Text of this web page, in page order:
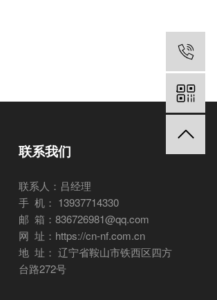
联系我们
联系人：吕经理
手 机： 13937714330
邮 箱：836726981@qq.com
网 址：https://cn-nf.com.cn
地 址： 辽宁省鞍山市铁西区四方
台路272号